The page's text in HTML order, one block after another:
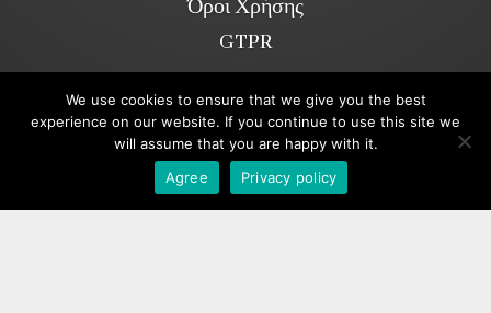
Όροι Χρήσης
GTPR
Κοινωνικά Δίκτυα
We use cookies to ensure that we give you the best
experience on our website. If you continue to use this site we
will assume that you are happy with it.
Agree
Privacy policy
Viber